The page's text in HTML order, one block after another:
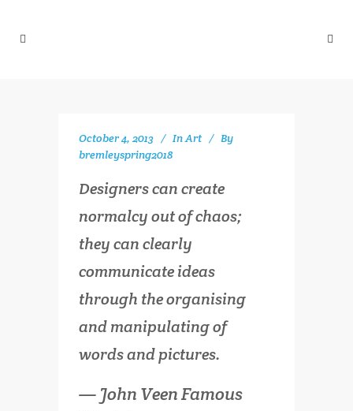
October 4, 2013 InArt
By
bremleyspring2018
Designers can create
normalcy out of chaos;
they can clearly
communicate ideas
through the organising
and manipulating of
words and pictures.
— John Veen Famous